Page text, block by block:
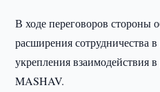
В ходе переговоров стороны
расширения сотрудничества
укрепления взаимодействия
MASHAV.